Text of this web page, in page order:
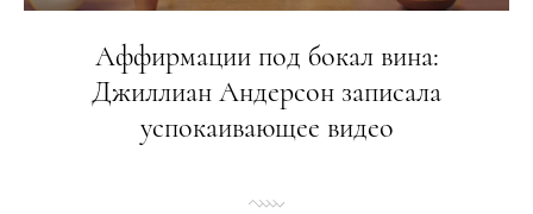
Аффирмации под бокал вина:
Джиллиан Андерсон записала
успокаивающее видео